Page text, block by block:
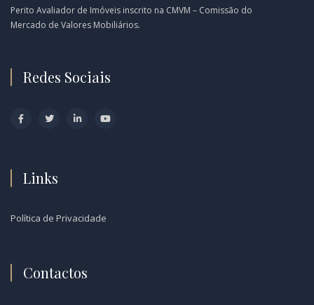
Perito Avaliador de Imóveis inscrito na CMVM – Comissão do
Mercado de Valores Mobiliários.
Redes Sociais
Links
Política de Privacidade
Contactos